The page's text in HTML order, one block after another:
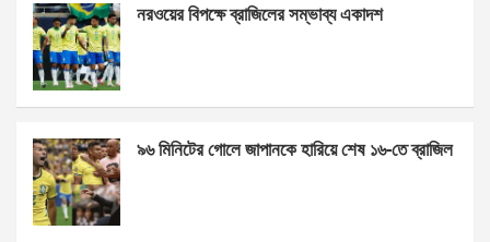
b
o
o
k
n
g
er
s
p
e
নরওয়ের বিপক্ষে ব্রাজিলের সম্ভাব্য একাদশ
৯৬ মিনিটের গোলে জাপানকে হারিয়ে শেষ ১৬-তে ব্রাজিল